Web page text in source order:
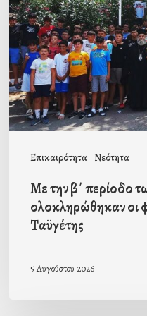
Επικαιρότητα Νεότητα
περίοδο
των
αγοριών
ολοκληρώθηκαν
οι
φετινές
Με την β΄ περίοδο
ολοκληρώθηκαν οι
Ταϋγέτης
5 Αυγούστου 2026